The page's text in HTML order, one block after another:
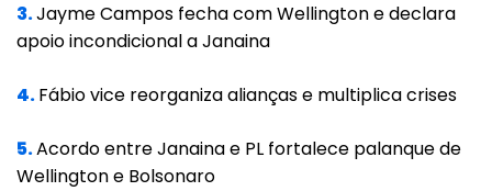
3.Jayme Campos fecha com Wellington e declara
apoio incondicional a Janaina
4.Fábio vice reorganiza alianças e multiplica crises
5.Acordo entre Janaina e PL fortalece palanque de
Wellington e Bolsonaro